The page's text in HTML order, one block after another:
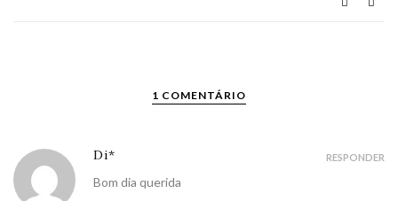
1 COMENTÁRIO
Di*
Bom dia querida
RESPONDER